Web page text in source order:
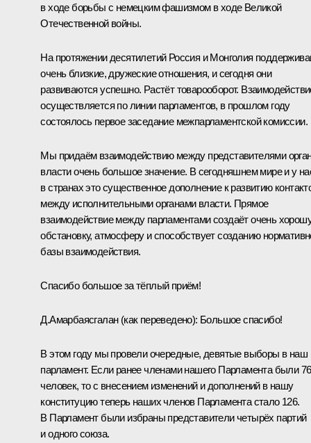
в ходе борьбы с немецким фашизмом в ходе Великой
Отечественной войны.
На протяжении десятилетий Россия и Монголия
очень близкие, дружеские отношения, и сегодня они
развиваются успешно. Растёт товарооборот.
осуществляется по линии парламентов, в прошлом году
состоялось первое заседание межпарламентской комиссии.
Мы придаём взаимодействию между представителями
власти очень большое значение. В сегодняшнем мире и у
в странах это существенное дополнение к развитию
между исполнительными органами власти. Прямое
взаимодействие между парламентами создаёт очень
обстановку, атмосферу и способствует созданию
базы взаимодействия.
Спасибо большое за тёплый приём!
Д.Амарбаясгалан(как переведено): Большое спасибо!
В этом году мы провели очередные, девятые выборы в наш
парламент. Если ранее членами нашего Парламента были 76
человек, то с внесением изменений и дополнений в нашу
конституцию теперь наших членов Парламента стало 126.
В Парламент были избраны представители четырёх партий
и одного союза.